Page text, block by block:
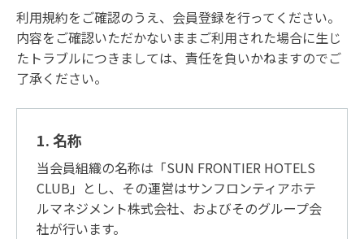
します。 例）2023年6月1日にチェックアウト
された予約の場合、ポイント付与日は3日後の6
月4日、ポイント有効期限は2023年6月1日から
25ヵ月後となります。） 尚、付与されたポイン
利用規約をご確認のうえ、会員登録を行ってください。
内容をご確認いただかないままご利用された場合に生じ
たトラブルにつきましては、責任を負いかねますのでご
了承ください。
1. 名称
当会員組織の名称は「SUN FRONTIER HOTELS
CLUB」とし、その運営はサンフロンティアホテ
ルマネジメント株式会社、およびそのグループ会
社が行います。